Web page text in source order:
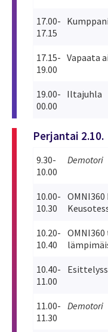
17.00-
17.15
17.15-
19.00
Vapaata
19.00-
00.00
Iltajuhla
Perjantai 2.10.
9.30-
10.00
Demotori
10.00-
10.30
10.20-
10.40
10.40-
11.00
11.00-
11.30
Demotori